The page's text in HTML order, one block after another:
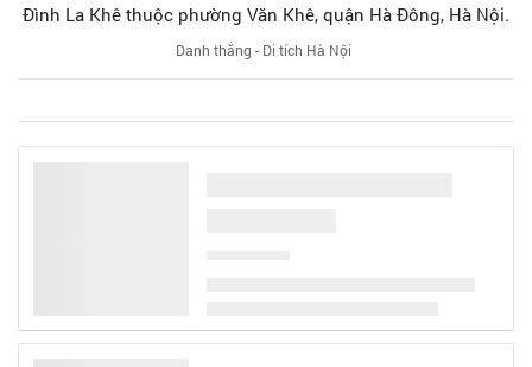
Đình La Khê thuộc phường Văn Khê, quận Hà Đông, Hà Nội.
Danh thắng - Di tích Hà Nội